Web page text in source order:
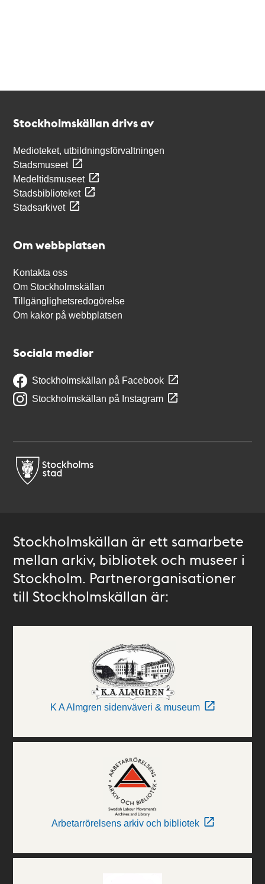
Stockholmskällan drivs av
Medioteket, utbildningsförvaltningen
Stadsmuseet
Medeltidsmuseet
Stadsbiblioteket
Stadsarkivet
Om webbplatsen
Kontakta oss
Om Stockholmskällan
Tillgänglighetsredogörelse
Om kakor på webbplatsen
Sociala medier
Stockholmskällan på Facebook
Stockholmskällan på Instagram
Stockholmskällan är ett samarbete
mellan arkiv, bibliotek och museer i
Stockholm. Partnerorganisationer
till Stockholmskällan är:
K A Almgren sidenväveri & museum
Arbetarrörelsens arkiv och bibliotek